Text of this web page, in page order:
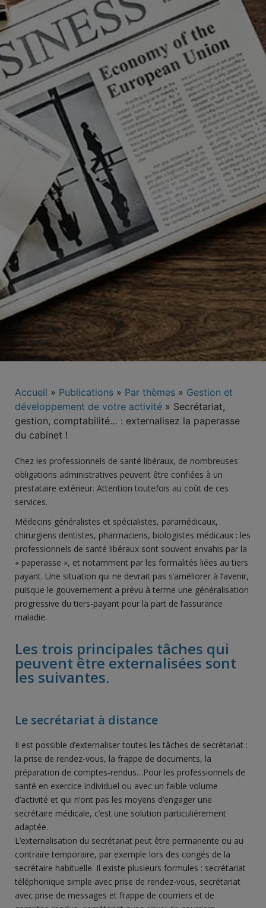
Accueil » Publications » Par thèmes » Gestion et
développement de votre activité » Secrétariat,
gestion, comptabilité… : externalisez la paperasse
du cabinet !
Chez les professionnels de santé libéraux, de nombreuses
obligations administratives peuvent être confiées à un
prestataire extérieur. Attention toutefois au coût de ces
services.
Médecins généralistes et spécialistes, paramédicaux,
chirurgiens dentistes, pharmaciens, biologistes médicaux : les
professionnels de santé libéraux sont souvent envahis par la
« paperasse », et notamment par les formalités liées au tiers
payant. Une situation qui ne devrait pas s’améliorer à l’avenir,
puisque le gouvernement a prévu à terme une généralisation
progressive du tiers-payant pour la part de l’assurance
maladie.
Les trois principales tâches qui
peuvent être externalisées sont
les suivantes.
Le secrétariat à distance
Il est possible d’externaliser toutes les tâches de secrétariat :
la prise de rendez-vous, la frappe de documents, la
préparation de comptes-rendus…Pour les professionnels de
santé en exercice individuel ou avec un faible volume
d’activité et qui n’ont pas les moyens d’engager une
secrétaire médicale, c’est une solution particulièrement
adaptée.
L’externalisation du secrétariat peut être permanente ou au
contraire temporaire, par exemple lors des congés de la
secrétaire habituelle. Il existe plusieurs formules : secrétariat
téléphonique simple avec prise de rendez-vous, secrétariat
avec prise de messages et frappe de courriers et de